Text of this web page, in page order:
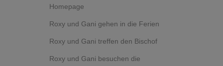
Homepage
Roxy und Gani gehen in die Ferien
Roxy und Gani treffen den Bischof
Roxy und Gani besuchen die